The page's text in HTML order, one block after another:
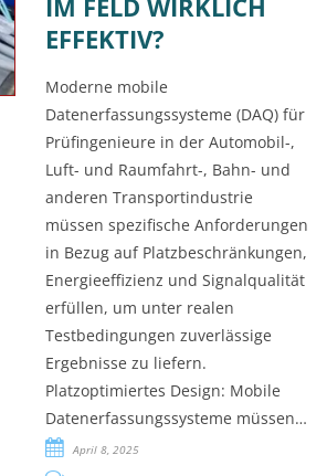
EFFEKTIV?
Moderne mobile
Datenerfassungssysteme (DAQ) für
Prüfingenieure in der Automobil-,
Luft- und Raumfahrt-, Bahn- und
anderen Transportindustrie
müssen spezifische Anforderungen
in Bezug auf Platzbeschränkungen,
Energieeffizienz und Signalqualität
erfüllen, um unter realen
Testbedingungen zuverlässige
Ergebnisse zu liefern.
Platzoptimiertes Design: Mobile
Datenerfassungssysteme müssen…
April 8, 2025